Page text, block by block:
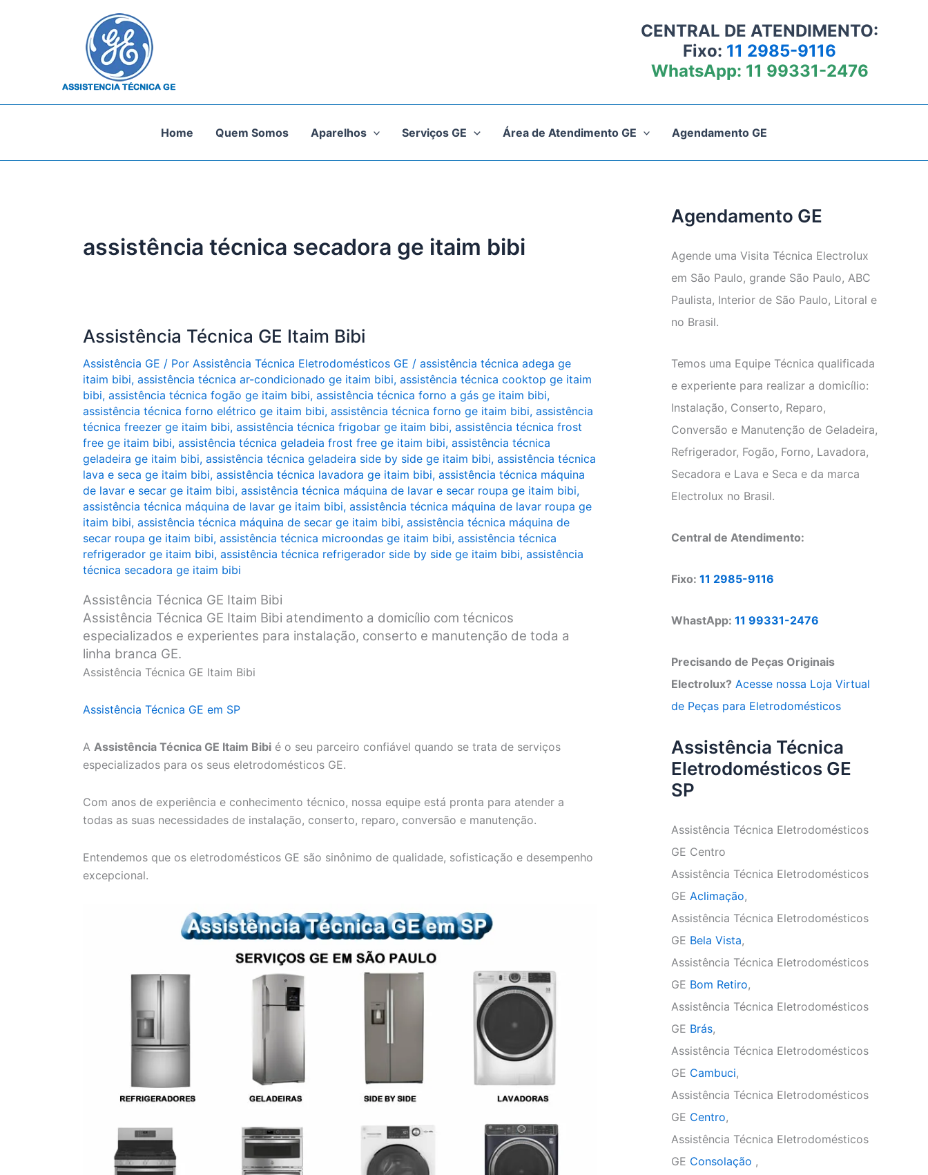
CENTRAL DE ATENDIMENTO:
Fixo: 11 2985-9116
WhatsApp: 11 99331-2476
Home Quem Somos Aparelhos Serviços GE Área de Atendimento GE Agendamento GE
assistência técnica secadora ge itaim bibi
Assistência Técnica GE Itaim Bibi
Assistência GE / Por Assistência Técnica Eletrodomésticos GE / assistência técnica adega ge
itaim bibi, assistência técnica ar-condicionado ge itaim bibi, assistência técnica cooktop ge itaim
bibi, assistência técnica fogão ge itaim bibi, assistência técnica forno a gás ge itaim bibi,
assistência técnica forno elétrico ge itaim bibi, assistência técnica forno ge itaim bibi, assistência
técnica freezer ge itaim bibi, assistência técnica frigobar ge itaim bibi, assistência técnica frost
free ge itaim bibi, assistência técnica geladeia frost free ge itaim bibi, assistência técnica
geladeira ge itaim bibi, assistência técnica geladeira side by side ge itaim bibi, assistência técnica
lava e seca ge itaim bibi, assistência técnica lavadora ge itaim bibi, assistência técnica máquina
de lavar e secar ge itaim bibi, assistência técnica máquina de lavar e secar roupa ge itaim bibi,
assistência técnica máquina de lavar ge itaim bibi, assistência técnica máquina de lavar roupa ge
itaim bibi, assistência técnica máquina de secar ge itaim bibi, assistência técnica máquina de
secar roupa ge itaim bibi, assistência técnica microondas ge itaim bibi, assistência técnica
refrigerador ge itaim bibi, assistência técnica refrigerador side by side ge itaim bibi, assistência
técnica secadora ge itaim bibi
Assistência Técnica GE Itaim Bibi
Assistência Técnica GE Itaim Bibi atendimento a domicílio com técnicos
especializados e experientes para instalação, conserto e manutenção de toda a
linha branca GE.
Assistência Técnica GE Itaim Bibi
Assistência Técnica GE em SP
A Assistência Técnica GE Itaim Bibi é o seu parceiro confiável quando se trata de serviços
especializados para os seus eletrodomésticos GE.
Com anos de experiência e conhecimento técnico, nossa equipe está pronta para atender a
todas as suas necessidades de instalação, conserto, reparo, conversão e manutenção.
Entendemos que os eletrodomésticos GE são sinônimo de qualidade, sofisticação e desempenho
excepcional.
Agendamento GE
Agende uma Visita Técnica Electrolux
em São Paulo, grande São Paulo, ABC
Paulista, Interior de São Paulo, Litoral e
no Brasil.
Temos uma Equipe Técnica qualificada
e experiente para realizar a domicílio:
Instalação, Conserto, Reparo,
Conversão e Manutenção de Geladeira,
Refrigerador, Fogão, Forno, Lavadora,
Secadora e Lava e Seca e da marca
Electrolux no Brasil.
Central de Atendimento:
Fixo: 11 2985-9116
WhastApp: 11 99331-2476
Precisando de Peças Originais
Electrolux? Acesse nossa Loja Virtual
de Peças para Eletrodomésticos
Assistência Técnica
Eletrodomésticos GE
SP
Assistência Técnica Eletrodomésticos
GE Centro
Assistência Técnica Eletrodomésticos
GE Aclimação,
Assistência Técnica Eletrodomésticos
GE Bela Vista,
Assistência Técnica Eletrodomésticos
GE Bom Retiro,
Assistência Técnica Eletrodomésticos
GE Brás,
Assistência Técnica Eletrodomésticos
GE Cambuci,
Assistência Técnica Eletrodomésticos
GE Centro,
Assistência Técnica Eletrodomésticos
GE Consolação ,